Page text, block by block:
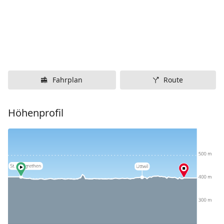
Fahrplan Route
Höhenprofil